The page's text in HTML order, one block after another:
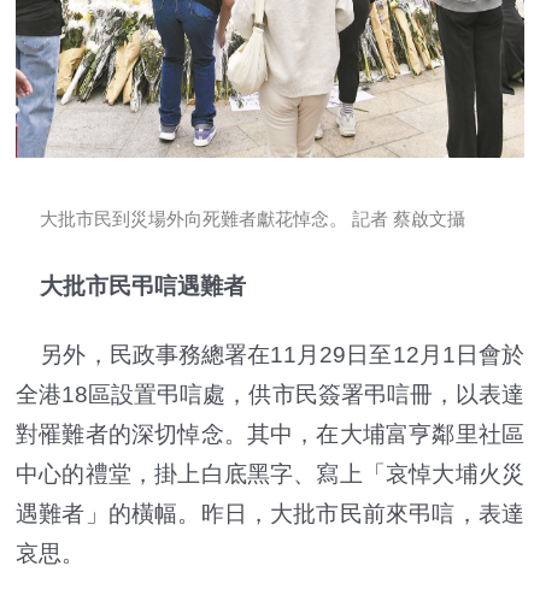
大批市民到災場外向死難者獻花悼念。 記者 蔡啟文攝
大批市民弔唁遇難者
另外，民政事務總署在11月29日至12月1日會於
全港18區設置弔唁處，供市民簽署弔唁冊，以表達
對罹難者的深切悼念。其中，在大埔富亨鄰里社區
中心的禮堂，掛上白底黑字、寫上「哀悼大埔火災
遇難者」的橫幅。昨日，大批市民前來弔唁，表達
哀思。